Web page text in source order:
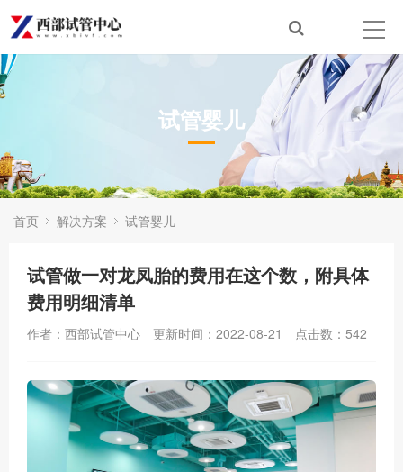
试管婴儿
首页 解决方案 试管婴儿
试管做一对龙凤胎的费用在这个数，附具体
费用明细清单
作者：西部试管中心 更新时间：2022-08-21 点击数： 542